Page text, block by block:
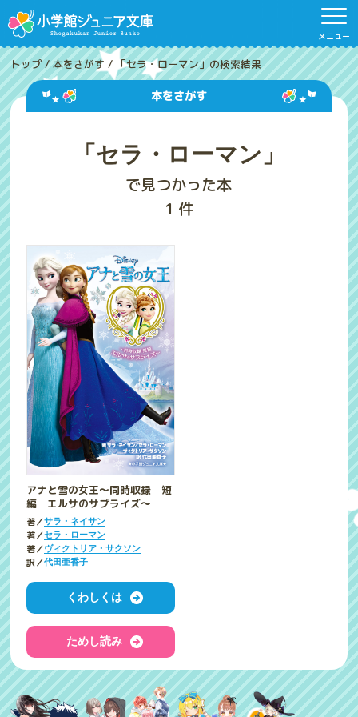
メニュー
トップ /本をさがす / 「セラ・ローマン」の検索結果
本をさがす
「セラ・ローマン」
で見つかった本
1 件
アナと雪の女王～同時収録 短
編 エルサのサプライズ～
著／サラ・ネイサン
著／セラ・ローマン
著／ヴィクトリア・サクソン
訳／代田亜香子
くわしくは
ためし読み